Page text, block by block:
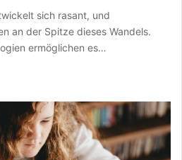
sich rasant, und
an der Spitze dieses Wandels.
ermöglichen es…